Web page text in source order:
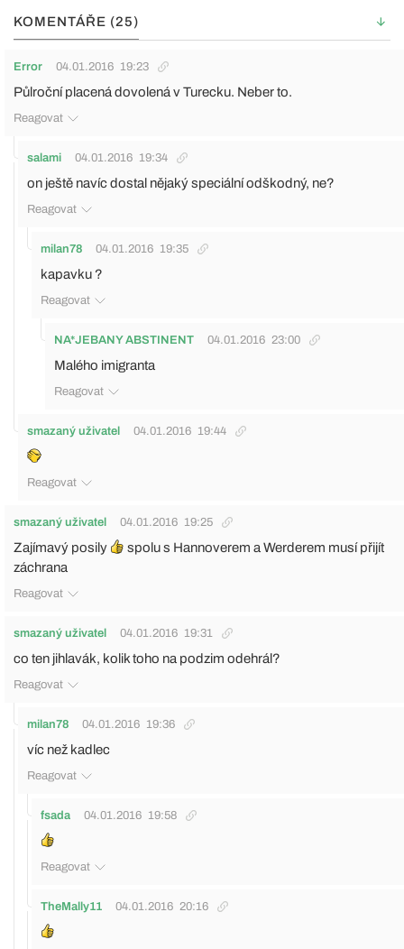
KOMENTÁŘE (25)
Error 04.01.2016 19:23
Půlroční placená dovolená v Turecku. Neber to.
Reagovat
salami 04.01.2016 19:34
on ještě navíc dostal nějaký speciální odškodný, ne?
Reagovat
milan78 04.01.2016 19:35
kapavku ?
Reagovat
NA*JEBANY ABSTINENT 04.01.2016 23:00
Malého imigranta
Reagovat
smazaný uživatel 04.01.2016 19:44
Reagovat
smazaný uživatel 04.01.2016 19:25
Zajímavý posily
spolu s Hannoverem a Werderem musí přijít
záchrana
Reagovat
smazaný uživatel 04.01.2016 19:31
co ten jihlavák, kolik toho na podzim odehrál?
Reagovat
milan78 04.01.2016 19:36
víc než kadlec
Reagovat
fsada 04.01.2016 19:58
Reagovat
TheMally11 04.01.2016 20:16